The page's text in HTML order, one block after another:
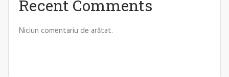
Recent Comments
Niciun comentariu de arătat.